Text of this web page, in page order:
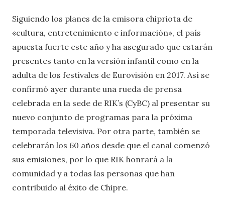
Siguiendo los planes de la emisora chipriota de
«cultura, entretenimiento e información», el país
apuesta fuerte este año y ha asegurado que estarán
presentes tanto en la versión infantil como en la
adulta de los festivales de Eurovisión en 2017. Así se
confirmó ayer durante una rueda de prensa
celebrada en la sede de RIK’s (CyBC) al presentar su
nuevo conjunto de programas para la próxima
temporada televisiva. Por otra parte, también se
celebrarán los 60 años desde que el canal comenzó
sus emisiones, por lo que RIK honrará a la
comunidad y a todas las personas que han
contribuido al éxito de Chipre.